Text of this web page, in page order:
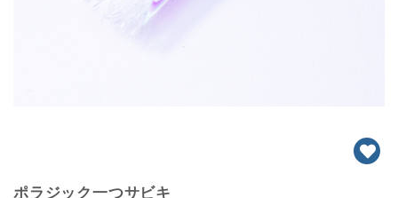
ポラジック一つサビキ